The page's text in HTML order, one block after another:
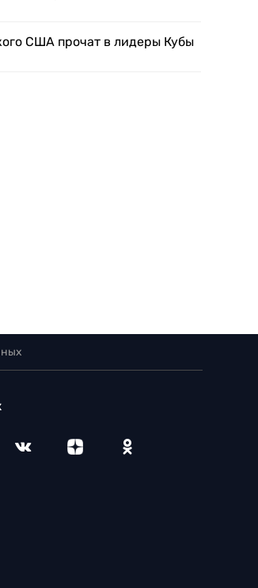
США прочат в лидеры Кубы